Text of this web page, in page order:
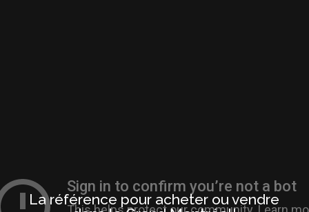
La référence pour acheter ou vendre